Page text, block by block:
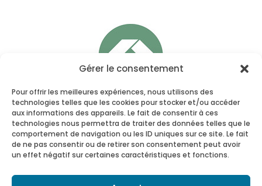
Gérer le consentement
Pour offrir les meilleures expériences, nous utilisons des
technologies telles que les cookies pour stocker et/ou accéder
aux informations des appareils. Le fait de consentir à ces
technologies nous permettra de traiter des données telles que le
comportement de navigation ou les ID uniques sur ce site. Le fait
de ne pas consentir ou de retirer son consentement peut avoir
un effet négatif sur certaines caractéristiques et fonctions.